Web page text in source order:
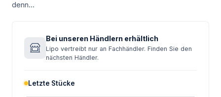
denn...
Bei unseren Händlern erhältlich
Lipo vertreibt nur an Fachhändler. Finden Sie den
nächsten Händler.
Letzte Stücke